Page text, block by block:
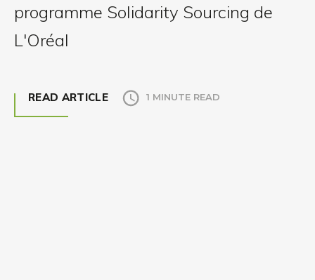
programme Solidarity Sourcing de
L'Oréal
READ ARTICLE 1 MINUTE READ